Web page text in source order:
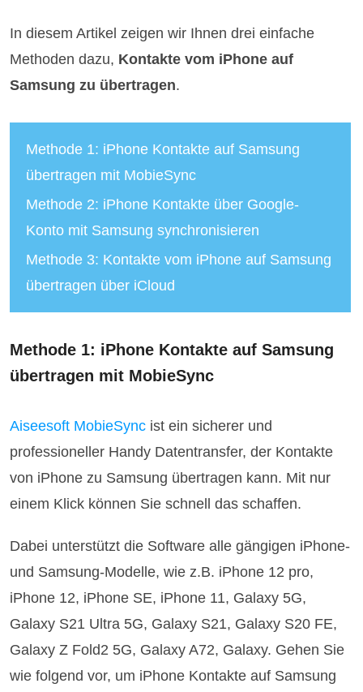
In diesem Artikel zeigen wir Ihnen drei einfache
Methoden dazu, Kontakte vom iPhone auf
Samsung zu übertragen.
Methode 1: iPhone Kontakte auf Samsung
übertragen mit MobieSync
Methode 2: iPhone Kontakte über Google-
Konto mit Samsung synchronisieren
Methode 3: Kontakte vom iPhone auf Samsung
übertragen über iCloud
Methode 1: iPhone Kontakte auf Samsung
übertragen mit MobieSync
Aiseesoft MobieSync ist ein sicherer und
professioneller Handy Datentransfer, der Kontakte
von iPhone zu Samsung übertragen kann. Mit nur
einem Klick können Sie schnell das schaffen.
Dabei unterstützt die Software alle gängigen iPhone-
und Samsung-Modelle, wie z.B. iPhone 12 pro,
iPhone 12, iPhone SE, iPhone 11, Galaxy 5G,
Galaxy S21 Ultra 5G, Galaxy S21, Galaxy S20 FE,
Galaxy Z Fold2 5G, Galaxy A72, Galaxy. Gehen Sie
wie folgend vor, um iPhone Kontakte auf Samsung